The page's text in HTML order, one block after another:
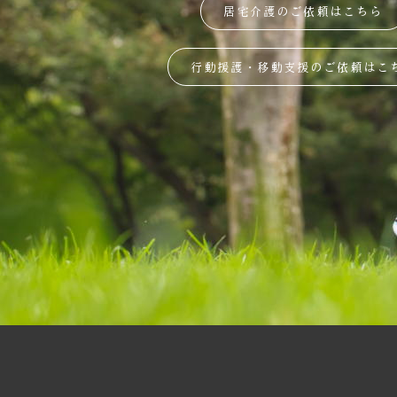
居宅介護のご依頼はこちら
行動援護・移動支援のご依頼はこ